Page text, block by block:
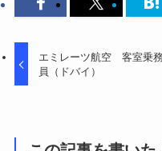
エミレーツ航空 客室乗
員（ドバイ）